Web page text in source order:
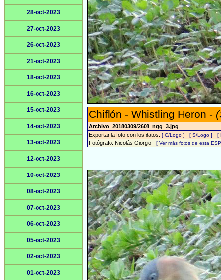
28-oct-2023
27-oct-2023
26-oct-2023
21-oct-2023
18-oct-2023
16-oct-2023
15-oct-2023
14-oct-2023
13-oct-2023
12-oct-2023
10-oct-2023
08-oct-2023
07-oct-2023
06-oct-2023
05-oct-2023
02-oct-2023
01-oct-2023
Chiflón - Whistling Heron -
Archivo: 20180309/2608_ngg_3.jpg
Exportar la foto con los datos: [ C/Logo ] - [ S/Logo ] - [
Fotógrafo: Nicolás Giorgio - [ Ver más fotos de esta